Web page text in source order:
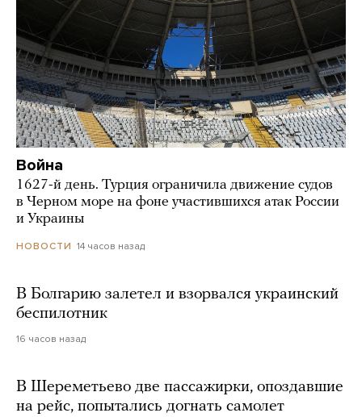
Война
1627-й день. Турция ограничила движение судов
в Черном море на фоне участившихся атак России
и Украины
НОВОСТИ 14 часов назад
В Болгарию залетел и взорвался украинский
беспилотник
16 часов назад
В Шереметьево две пассажирки, опоздавшие
на рейс, попытались догнать самолет